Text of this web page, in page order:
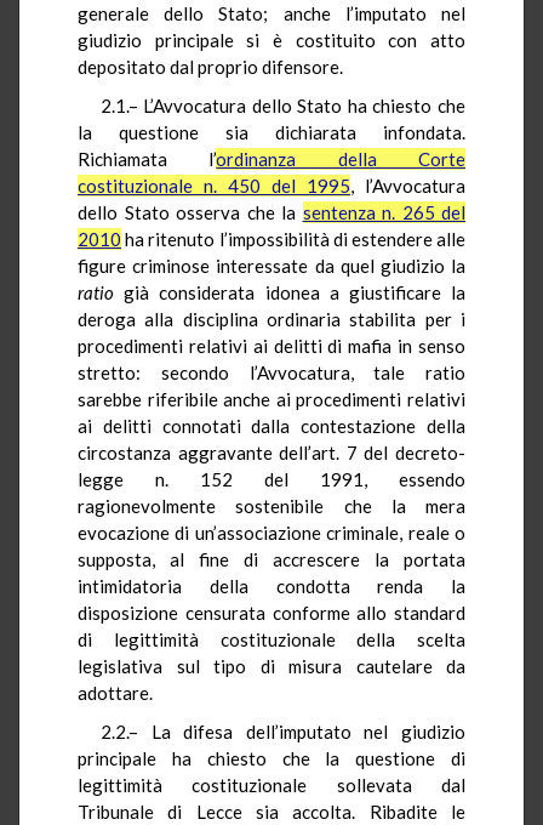
generale dello Stato; anche l’imputato nel
giudizio principale si è costituito con atto
depositato dal proprio difensore.
2.1.– L’Avvocatura dello Stato ha chiesto che
la questione sia dichiarata infondata.
Richiamata l’ordinanza della Corte
costituzionale n. 450 del 1995, l’Avvocatura
dello Stato osserva che la sentenza n. 265 del
2010 ha ritenuto l’impossibilità di estendere alle
figure criminose interessate da quel giudizio la
ratio già considerata idonea a giustificare la
deroga alla disciplina ordinaria stabilita per i
procedimenti relativi ai delitti di mafia in senso
stretto: secondo l’Avvocatura, tale ratio
sarebbe riferibile anche ai procedimenti relativi
ai delitti connotati dalla contestazione della
circostanza aggravante dell’art. 7 del decreto-
legge n. 152 del 1991, essendo
ragionevolmente sostenibile che la mera
evocazione di un’associazione criminale, reale o
supposta, al fine di accrescere la portata
intimidatoria della condotta renda la
disposizione censurata conforme allo standard
di legittimità costituzionale della scelta
legislativa sul tipo di misura cautelare da
adottare.
2.2.– La difesa dell’imputato nel giudizio
principale ha chiesto che la questione di
legittimità costituzionale sollevata dal
Tribunale di Lecce sia accolta. Ribadite le